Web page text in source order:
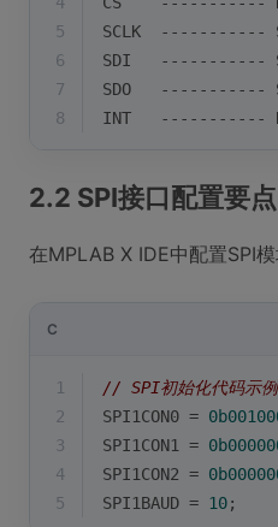
5
SCLK  -----------
6
SDI   -----------
7
SDO   -----------
8
INT   -----------
2.2 SPI接口配置要点
在MPLAB X IDE中配置SPI模
C
1
// SPI初始化代码示例
2
SPI1CON0 =
3
SPI1CON1 =
4
SPI1CON2 =
5
SPI1BAUD = 10